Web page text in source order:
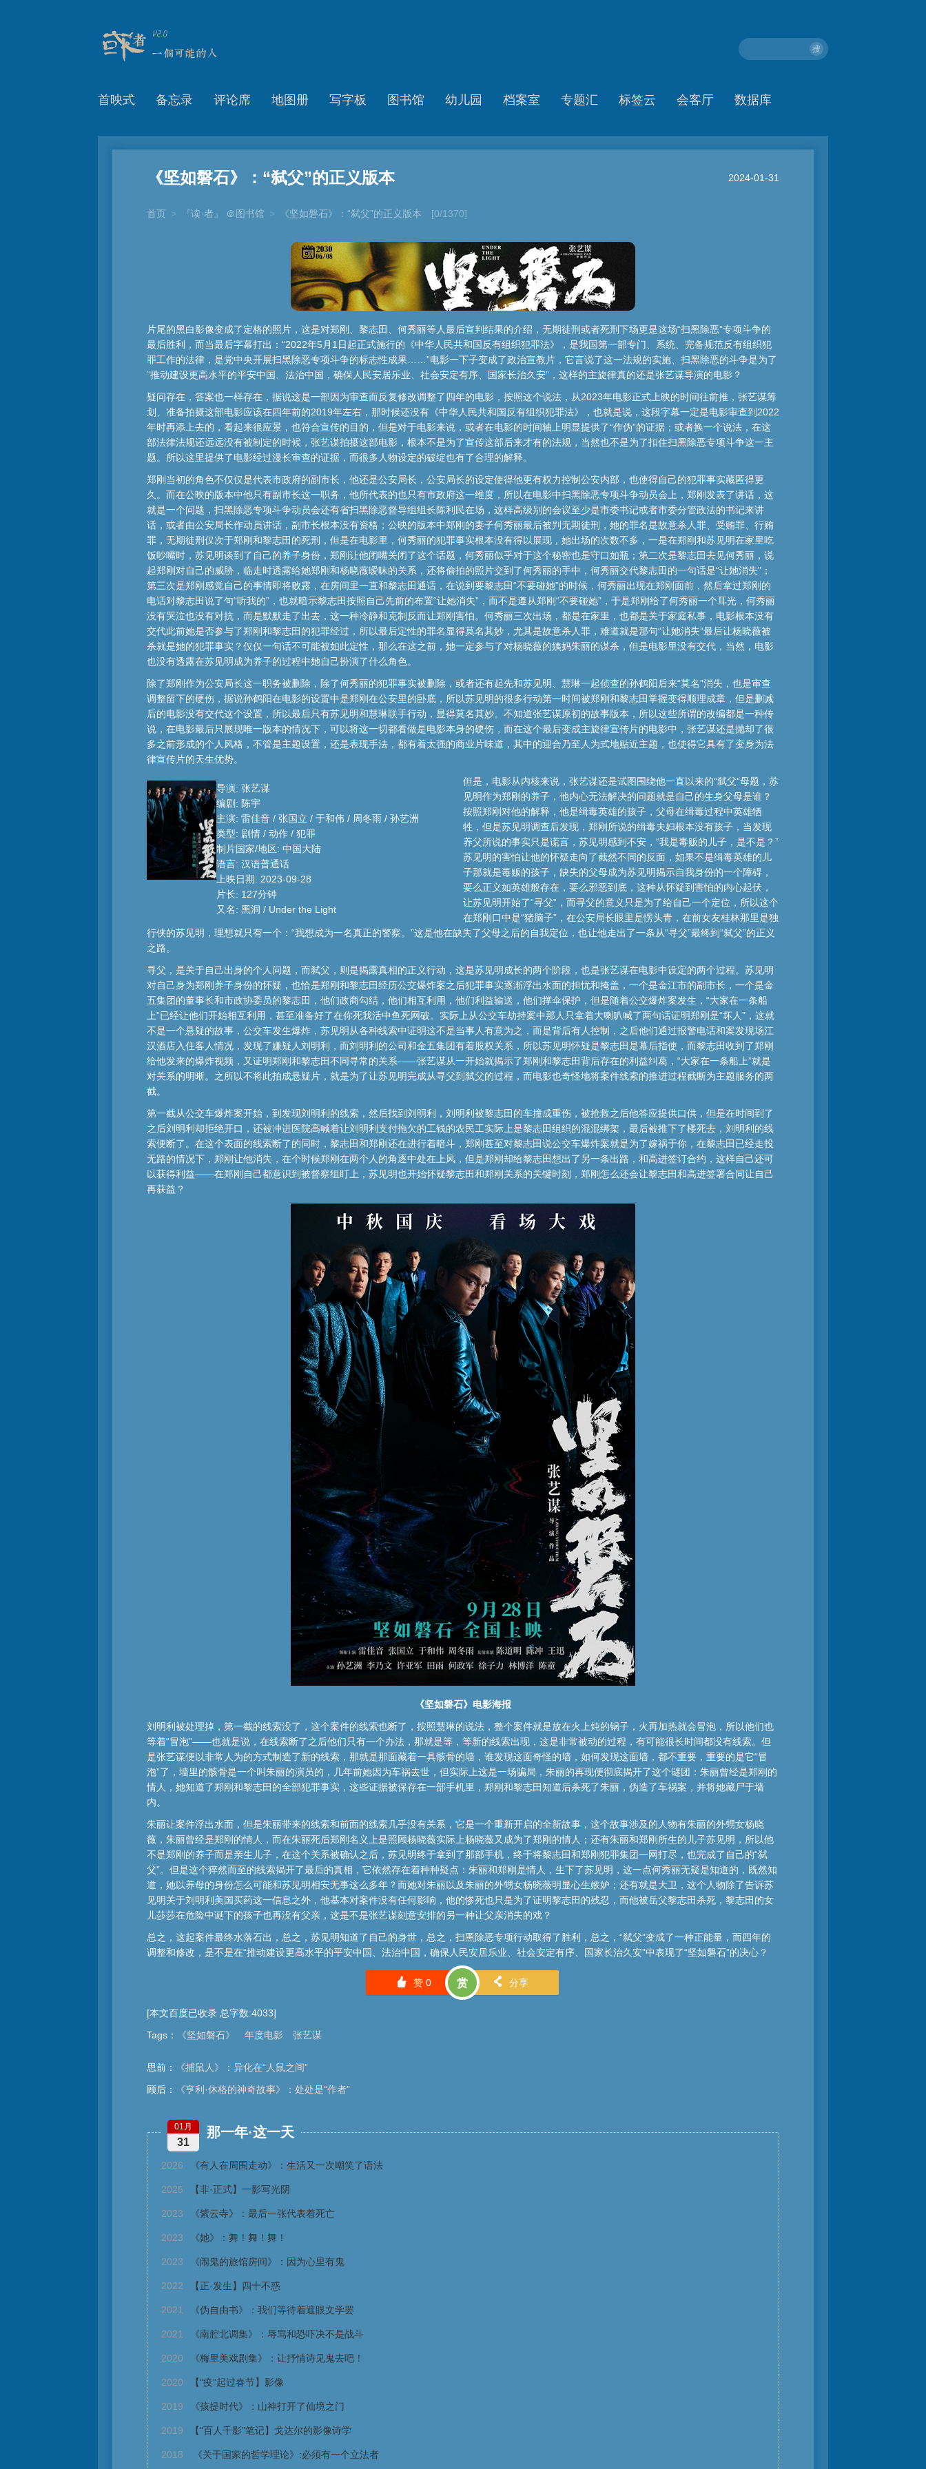
搜
首映式 备忘录 评论席 地图册 写字板 图书馆 幼儿园 档案室 专题汇 标签云 会客厅 数据库
2024-01-31
《坚如磐石》：“弑父”的正义版本
首页 > 『读·者』 ＠图书馆 > 《坚如磐石》：“弑父”的正义版本 [0/1370]
片尾的黑白影像变成了定格的照片，这是对郑刚、黎志田、何秀丽等人最后宣判结果的介绍，无期徒刑或者死刑下场更是这场“扫黑除恶”专项斗争的
最后胜利，而当最后字幕打出：“2022年5月1日起正式施行的《中华人民共和国反有组织犯罪法》，是我国第一部专门、系统、完备规范反有组织犯
罪工作的法律，是党中央开展扫黑除恶专项斗争的标志性成果……”电影一下子变成了政治宣教片，它言说了这一法规的实施、扫黑除恶的斗争是为了
“推动建设更高水平的平安中国、法治中国，确保人民安居乐业、社会安定有序、国家长治久安”，这样的主旋律真的还是张艺谋导演的电影？
疑问存在，答案也一样存在，据说这是一部因为审查而反复修改调整了四年的电影，按照这个说法，从2023年电影正式上映的时间往前推，张艺谋筹
划、准备拍摄这部电影应该在四年前的2019年左右，那时候还没有《中华人民共和国反有组织犯罪法》，也就是说，这段字幕一定是电影审查到2022
年时再添上去的，看起来很应景，也符合宣传的目的，但是对于电影来说，或者在电影的时间轴上明显提供了“作伪”的证据；或者换一个说法，在这
部法律法规还远远没有被制定的时候，张艺谋拍摄这部电影，根本不是为了宣传这部后来才有的法规，当然也不是为了扣住扫黑除恶专项斗争这一主
题。所以这里提供了电影经过漫长审查的证据，而很多人物设定的破绽也有了合理的解释。
郑刚当初的角色不仅仅是代表市政府的副市长，他还是公安局长，公安局长的设定使得他更有权力控制公安内部，也使得自己的犯罪事实藏匿得更
久。而在公映的版本中他只有副市长这一职务，他所代表的也只有市政府这一维度，所以在电影中扫黑除恶专项斗争动员会上，郑刚发表了讲话，这
就是一个问题，扫黑除恶专项斗争动员会还有省扫黑除恶督导组组长陈利民在场，这样高级别的会议至少是市委书记或者市委分管政法的书记来讲
话，或者由公安局长作动员讲话，副市长根本没有资格；公映的版本中郑刚的妻子何秀丽最后被判无期徒刑，她的罪名是故意杀人罪、受贿罪、行贿
罪，无期徒刑仅次于郑刚和黎志田的死刑，但是在电影里，何秀丽的犯罪事实根本没有得以展现，她出场的次数不多，一是在郑刚和苏见明在家里吃
饭吵嘴时，苏见明谈到了自己的养子身份，郑刚让他闭嘴关闭了这个话题，何秀丽似乎对于这个秘密也是守口如瓶；第二次是黎志田去见何秀丽，说
起郑刚对自己的威胁，临走时透露给她郑刚和杨晓薇暧昧的关系，还将偷拍的照片交到了何秀丽的手中，何秀丽交代黎志田的一句话是“让她消失”；
第三次是郑刚感觉自己的事情即将败露，在房间里一直和黎志田通话，在说到要黎志田“不要碰她”的时候，何秀丽出现在郑刚面前，然后拿过郑刚的
电话对黎志田说了句“听我的”，也就暗示黎志田按照自己先前的布置“让她消失”，而不是遵从郑刚“不要碰她”，于是郑刚给了何秀丽一个耳光，何秀丽
没有哭泣也没有对抗，而是默默走了出去，这一种冷静和克制反而让郑刚害怕。何秀丽三次出场，都是在家里，也都是关于家庭私事，电影根本没有
交代此前她是否参与了郑刚和黎志田的犯罪经过，所以最后定性的罪名显得莫名其妙，尤其是故意杀人罪，难道就是那句“让她消失”最后让杨晓薇被
杀就是她的犯罪事实？仅仅一句话不可能被如此定性，那么在这之前，她一定参与了对杨晓薇的姨妈朱丽的谋杀，但是电影里没有交代，当然，电影
也没有透露在苏见明成为养子的过程中她自己扮演了什么角色。
除了郑刚作为公安局长这一职务被删除，除了何秀丽的犯罪事实被删除，或者还有起先和苏见明、慧琳一起侦查的孙鹤阳后来“莫名”消失，也是审查
调整留下的硬伤，据说孙鹤阳在电影的设置中是郑刚在公安里的卧底，所以苏见明的很多行动第一时间被郑刚和黎志田掌握变得顺理成章，但是删减
后的电影没有交代这个设置，所以最后只有苏见明和慧琳联手行动，显得莫名其妙。不知道张艺谋原初的故事版本，所以这些所谓的改编都是一种传
说，在电影最后只展现唯一版本的情况下，可以将这一切都看做是电影本身的硬伤，而在这个最后变成主旋律宣传片的电影中，张艺谋还是抛却了很
多之前形成的个人风格，不管是主题设置，还是表现手法，都有着太强的商业片味道，其中的迎合乃至人为式地贴近主题，也使得它具有了变身为法
律宣传片的天生优势。
导演: 张艺谋
编剧: 陈宇
主演: 雷佳音 / 张国立 / 于和伟 / 周冬雨 / 孙艺洲
类型: 剧情 / 动作 / 犯罪
制片国家/地区: 中国大陆
语言: 汉语普通话
上映日期: 2023-09-28
片长: 127分钟
又名: 黑洞 / Under the Light
但是，电影从内核来说，张艺谋还是试图围绕他一直以来的“弑父”母题，苏
见明作为郑刚的养子，他内心无法解决的问题就是自己的生身父母是谁？
按照郑刚对他的解释，他是缉毒英雄的孩子，父母在缉毒过程中英雄牺
牲，但是苏见明调查后发现，郑刚所说的缉毒夫妇根本没有孩子，当发现
养父所说的事实只是谎言，苏见明感到不安，“我是毒贩的儿子，是不是？”
苏见明的害怕让他的怀疑走向了截然不同的反面，如果不是缉毒英雄的儿
子那就是毒贩的孩子，缺失的父母成为苏见明揭示自我身份的一个障碍，
要么正义如英雄般存在，要么邪恶到底，这种从怀疑到害怕的内心起伏，
让苏见明开始了“寻父”，而寻父的意义只是为了给自己一个定位，所以这个
在郑刚口中是“猪脑子”，在公安局长眼里是愣头青，在前女友桂林那里是独
行侠的苏见明，理想就只有一个：“我想成为一名真正的警察。”这是他在缺失了父母之后的自我定位，也让他走出了一条从“寻父”最终到“弑父”的正义
之路。
寻父，是关于自己出身的个人问题，而弑父，则是揭露真相的正义行动，这是苏见明成长的两个阶段，也是张艺谋在电影中设定的两个过程。苏见明
对自己身为郑刚养子身份的怀疑，也恰是郑刚和黎志田经历公交爆炸案之后犯罪事实逐渐浮出水面的担忧和掩盖，一个是金江市的副市长，一个是金
五集团的董事长和市政协委员的黎志田，他们政商勾结，他们相互利用，他们利益输送，他们撑伞保护，但是随着公交爆炸案发生，“大家在一条船
上”已经让他们开始相互利用，甚至准备好了在你死我活中鱼死网破。实际上从公交车劫持案中那人只拿着大喇叭喊了两句话证明郑刚是“坏人”，这就
不是一个悬疑的故事，公交车发生爆炸，苏见明从各种线索中证明这不是当事人有意为之，而是背后有人控制，之后他们通过报警电话和案发现场江
汉酒店入住客人情况，发现了嫌疑人刘明利，而刘明利的公司和金五集团有着股权关系，所以苏见明怀疑是黎志田是幕后指使，而黎志田收到了郑刚
给他发来的爆炸视频，又证明郑刚和黎志田不同寻常的关系——张艺谋从一开始就揭示了郑刚和黎志田背后存在的利益纠葛，“大家在一条船上”就是
对关系的明晰。之所以不将此拍成悬疑片，就是为了让苏见明完成从寻父到弑父的过程，而电影也奇怪地将案件线索的推进过程截断为主题服务的两
截。
第一截从公交车爆炸案开始，到发现刘明利的线索，然后找到刘明利，刘明利被黎志田的车撞成重伤，被抢救之后他答应提供口供，但是在时间到了
之后刘明利却拒绝开口，还被冲进医院高喊着让刘明利支付拖欠的工钱的农民工实际上是黎志田组织的混混绑架，最后被推下了楼死去，刘明利的线
索便断了。在这个表面的线索断了的同时，黎志田和郑刚还在进行着暗斗，郑刚甚至对黎志田说公交车爆炸案就是为了嫁祸于你，在黎志田已经走投
无路的情况下，郑刚让他消失，在个时候郑刚在两个人的角逐中处在上风，但是郑刚却给黎志田想出了另一条出路，和高进签订合约，这样自己还可
以获得利益——在郑刚自己都意识到被督察组盯上，苏见明也开始怀疑黎志田和郑刚关系的关键时刻，郑刚怎么还会让黎志田和高进签署合同让自己
再获益？
《坚如磐石》电影海报
刘明利被处理掉，第一截的线索没了，这个案件的线索也断了，按照慧琳的说法，整个案件就是放在火上炖的锅子，火再加热就会冒泡，所以他们也
等着“冒泡”——也就是说，在线索断了之后他们只有一个办法，那就是等，等新的线索出现，这是非常被动的过程，有可能很长时间都没有线索。但
是张艺谋便以非常人为的方式制造了新的线索，那就是那面藏着一具骸骨的墙，谁发现这面奇怪的墙，如何发现这面墙，都不重要，重要的是它“冒
泡”了，墙里的骸骨是一个叫朱丽的演员的，几年前她因为车祸去世，但实际上这是一场骗局，朱丽的再现便彻底揭开了这个谜团：朱丽曾经是郑刚的
情人，她知道了郑刚和黎志田的全部犯罪事实，这些证据被保存在一部手机里，郑刚和黎志田知道后杀死了朱丽，伪造了车祸案，并将她藏尸于墙
内。
朱丽让案件浮出水面，但是朱丽带来的线索和前面的线索几乎没有关系，它是一个重新开启的全新故事，这个故事涉及的人物有朱丽的外甥女杨晓
薇，朱丽曾经是郑刚的情人，而在朱丽死后郑刚名义上是照顾杨晓薇实际上杨晓薇又成为了郑刚的情人；还有朱丽和郑刚所生的儿子苏见明，所以他
不是郑刚的养子而是亲生儿子，在这个关系被确认之后，苏见明终于拿到了那部手机，终于将黎志田和郑刚犯罪集团一网打尽，也完成了自己的“弑
父”。但是这个猝然而至的线索揭开了最后的真相，它依然存在着种种疑点：朱丽和郑刚是情人，生下了苏见明，这一点何秀丽无疑是知道的，既然知
道，她以养母的身份怎么可能和苏见明相安无事这么多年？而她对朱丽以及朱丽的外甥女杨晓薇明显心生嫉妒；还有就是大卫，这个人物除了告诉苏
见明关于刘明利美国买药这一信息之外，他基本对案件没有任何影响，他的惨死也只是为了证明黎志田的残忍，而他被岳父黎志田杀死，黎志田的女
儿莎莎在危险中诞下的孩子也再没有父亲，这是不是张艺谋刻意安排的另一种让父亲消失的戏？
总之，这起案件最终水落石出，总之，苏见明知道了自己的身世，总之，扫黑除恶专项行动取得了胜利，总之，“弑父”变成了一种正能量，而四年的
调整和修改，是不是在“推动建设更高水平的平安中国、法治中国，确保人民安居乐业、社会安定有序、国家长治久安”中表现了“坚如磐石”的决心？
󰄼 赞 0 赏 󰄯 分享
[本文百度已收录 总字数:4033]
Tags ： 《坚如磐石》 年度电影 张艺谋
思前：
《捕鼠人》：异化在“人鼠之间”
顾后：
《亨利·休格的神奇故事》：处处是“作者”
那一年·这一天
01月
31
2026 《有人在周围走动》：生活又一次嘲笑了语法
2025 【非·正式】一影写光阴
2023 《紫云寺》：最后一张代表着死亡
2023 《她》：舞！舞！舞！
2023 《闹鬼的旅馆房间》：因为心里有鬼
2022 【正·发生】四十不惑
2021 《伪自由书》：我们等待着遮眼文学罢
2021 《南腔北调集》：辱骂和恐吓决不是战斗
2020 《梅里美戏剧集》：让抒情诗见鬼去吧！
2020 【“疫”起过春节】影像
2019 《孩提时代》：山神打开了仙境之门
2019 【“百人千影”笔记】戈达尔的影像诗学
2018 《关于国家的哲学理论》:必须有一个立法者